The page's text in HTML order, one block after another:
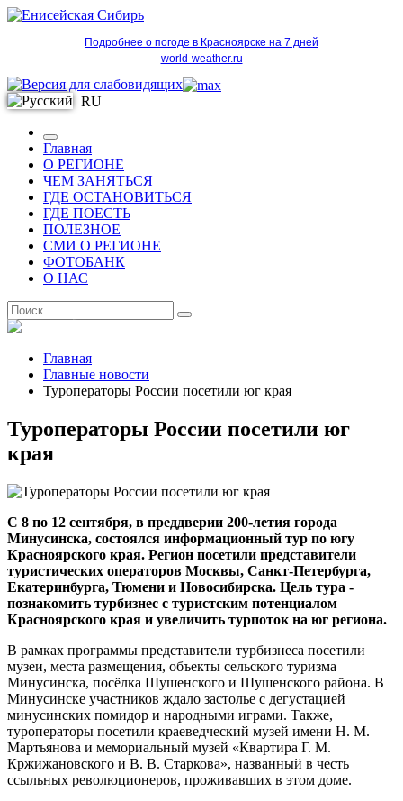
Подробнее о погоде в Красноярске на 7 дней
world-weather.ru
RU
Главная
О РЕГИОНЕ
ЧЕМ ЗАНЯТЬСЯ
ГДЕ ОСТАНОВИТЬСЯ
ГДЕ ПОЕСТЬ
ПОЛЕЗНОЕ
СМИ О РЕГИОНЕ
ФОТОБАНК
О НАС
Главная
Главные новости
Туроператоры России посетили юг края
Туроператоры России посетили юг
края
С 8 по 12 сентября, в преддверии 200-летия города
Минусинска, состоялся информационный тур по югу
Красноярского края. Регион посетили представители
туристических операторов Москвы, Санкт-Петербурга,
Екатеринбурга, Тюмени и Новосибирска. Цель тура -
познакомить турбизнес с туристским потенциалом
Красноярского края и увеличить турпоток на юг региона.
В рамках программы представители турбизнеса посетили
музеи, места размещения, объекты сельского туризма
Минусинска, посёлка Шушенского и Шушенского района. В
Минусинске участников ждало застолье с дегустацией
минусинских помидор и народными играми. Также,
туроператоры посетили краеведческий музей имени Н. М.
Мартьянова и мемориальный музей «Квартира Г. М.
Кржижановского и В. В. Старкова», названный в честь
ссыльных революционеров, проживавших в этом доме.